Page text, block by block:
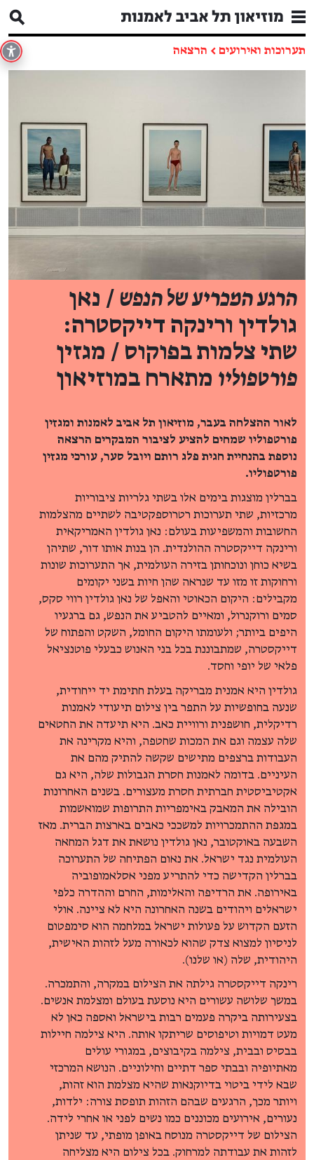
תערוכות ואירועים ← הרצאה
הרגע המכריע של הנפש / נאן
גולדין ורינקה דייקסטרה:
שתי צלמות בפוקוס / מגזין
פורטפוליו מתארח במוזיאון
לאור ההצלחה בעבר, מוזיאון תל אביב לאמנות ומגזין
פורטפוליו שמחים להציע לציבור המבקרים הרצאה
נוספת בהנחיית חגית פלג רותם ויובל סער, עורכי מגזין
פורטפוליו.
בברלין מוצגות בימים אלו בשתי גלריות ציבוריות
מרכזיות, שתי תערוכות רטרוספקטיבה לשתיים מהצלמות
החשובות והמשפיעות בעולם: נאן גולדין האמריקאית
ורינקה דייקסטרה ההולנדית. הן בנות אותו דור, שתיהן
בשיא כוחן ונוכחותן בזירה העולמית, אך התערוכות שונות
ורחוקות זו מזו עד שנראה שהן חיות בשני יקומים
מקבילים: היקום הכאוטי והאפל של נאן גולדין רווי סקס,
סמים ורוקנרול, ומאיים להטביע את הנפש, גם ברגעיו
היפים ביותר; ולעומתו היקום החומל, השקט והפתוח של
דייקסטרה, שמתבוננת בכל בני האנוש כבעלי פוטנציאל
פלאי של יופי וחסד.
גולדין היא אמנית מבריקה בעלת חתימת יד ייחודית,
שנעה בחופשיות על התפר בין צילום תיעודי לאמנות
רדיקלית, חושפנית ורוויית כאב. היא תיעדה את החטאים
שלה עצמה וגם את המכות שחטפה, והיא מקרינה את
העבודות ברצפים מתישים שקשה להתיק מהם את
העיניים. בדומה לאמנות חסרת הגבולות שלה, היא גם
אקטיביסטית חברתית חסרת מעצורים. בשנים האחרונות
הובילה את המאבק באימפריות התרופות שמואשמות
במגפת ההתמכרויות למשככי כאבים בארצות הברית. מאז
השבעה באוקטובר, נאן גולדין נושאת את דגל המחאה
העולמית נגד ישראל. את נאום הפתיחה של התערוכה
בברלין הקדישה כדי להתריע מפני אסלאמופוביה
באירופה. את הרדיפה והאלימות, החרם וההדרה כלפי
ישראלים ויהודים בשנה האחרונה היא לא ציינה. אולי
הזעם הקדוש על פעולות ישראל במלחמה הוא סימפטום
לניסיון למצוא צדק שהוא לכאורה מעל לזהות האישית,
היהודית, שלה (או שלנו).
רינקה דייקסטרה גילתה את הצילום במקרה, והתמכרה.
במשך שלושה עשורים היא נוסעת בעולם ומצלמת אנשים.
בצעירותה ביקרה פעמים רבות בישראל ואספה כאן לא
מעט דמויות וטיפוסים שריתקו אותה. היא צילמה חיילות
בבסיס ובבית, צילמה בקיבוצים, במגורי עולים
מאתיופיה ובבתי ספר דתיים וחילוניים. הנושא המרכזי
שבא לידי ביטוי בדיוקנאות שהיא מצלמת הוא זהות,
ויותר מכך, הרגעים שבהם הזהות תופסת צורה: ילדות,
נעורים, אירועים מכוננים כמו נשים לפני או אחרי לידה.
הצילום של דייקסטרה מנוסח באופן מופתי, עד שניתן
לזהות את עבודתה למרחוק. בכל צילום היא מצליחה